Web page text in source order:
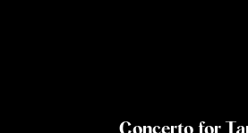
Concerto for